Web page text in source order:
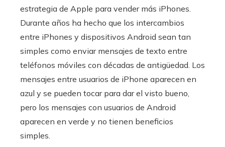
estrategia de Apple para vender más iPhones.
Durante años ha hecho que los intercambios
entre iPhones y dispositivos Android sean tan
simples como enviar mensajes de texto entre
teléfonos móviles con décadas de antigüedad. Los
mensajes entre usuarios de iPhone aparecen en
azul y se pueden tocar para dar el visto bueno,
pero los mensajes con usuarios de Android
aparecen en verde y no tienen beneficios
simples.